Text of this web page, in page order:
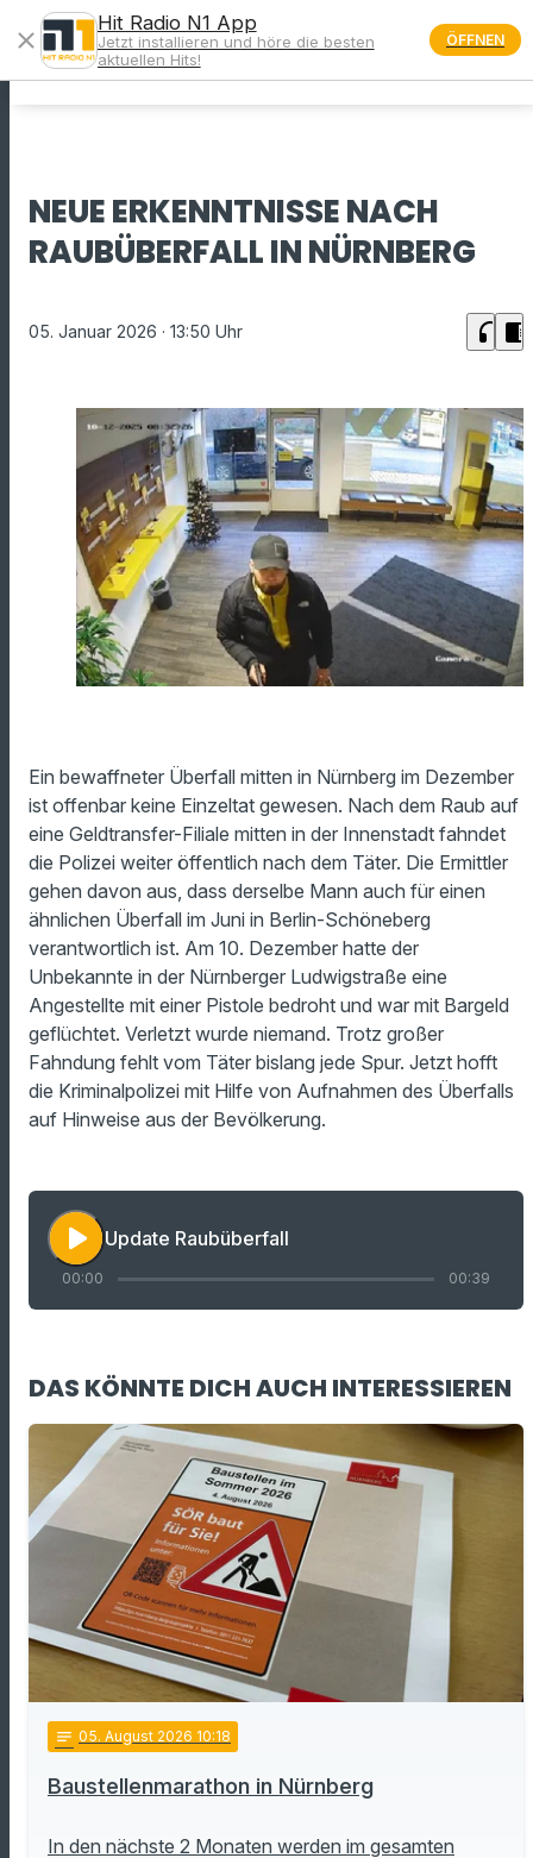
menu
NEUE ERKENNTNISSE NACH
RAUBÜBERFALL IN NÜRNBERG
05. Januar 2026 · 13:50 Uhr headphones chrome_reader_mode
Ein bewaffneter Überfall mitten in Nürnberg im Dezember
ist offenbar keine Einzeltat gewesen. Nach dem Raub auf
eine Geldtransfer-Filiale mitten in der Innenstadt fahndet
die Polizei weiter öffentlich nach dem Täter. Die Ermittler
gehen davon aus, dass derselbe Mann auch für einen
ähnlichen Überfall im Juni in Berlin-Schöneberg
verantwortlich ist. Am 10. Dezember hatte der
Unbekannte in der Nürnberger Ludwigstraße eine
Angestellte mit einer Pistole bedroht und war mit Bargeld
geflüchtet. Verletzt wurde niemand. Trotz großer
Fahndung fehlt vom Täter bislang jede Spur. Jetzt hofft
die Kriminalpolizei mit Hilfe von Aufnahmen des Überfalls
auf Hinweise aus der Bevölkerung.
play_arrow Update Raubüberfall
00:00 00:39
DAS KÖNNTE DICH AUCH INTERESSIEREN
notes 05. August 2026 10:18
Baustellenmarathon in Nürnberg
In den nächste 2 Monaten werden im gesamten
close
Hit Radio N1 App
Jetzt installieren und höre die besten
aktuellen Hits!
ÖFFNEN